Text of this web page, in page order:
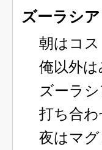
ズーラシア
朝はコス
俺以外は
ズーラシ
打ち合わ
夜はマグ